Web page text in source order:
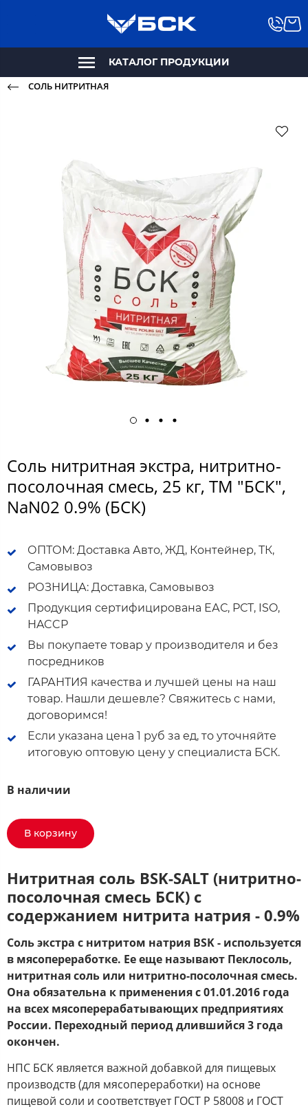
КАТАЛОГ ПРОДУКЦИИ
СОЛЬ НИТРИТНАЯ
Соль нитритная экстра, нитритно-
посолочная смесь, 25 кг, ТМ "БСК",
NaN02 0.9% (БСК)
ОПТОМ: Доставка Авто, ЖД, Контейнер, ТК,
Самовывоз
РОЗНИЦА: Доставка, Самовывоз
Продукция сертифицирована ЕАС, РСТ, ISO,
HACCP
Вы покупаете товар у производителя и без
посредников
ГАРАНТИЯ качества и лучшей цены на наш
товар. Нашли дешевле? Свяжитесь с нами,
договоримся!
Если указана цена 1 руб за ед, то уточняйте
итоговую оптовую цену у специалиста БСК.
В наличии
В корзину
Нитритная соль BSK-SALT (нитритно-
посолочная смесь БСК) с
содержанием нитрита натрия - 0.9%
Соль экстра с нитритом натрия BSK - используется
в мясопереработке. Ее еще называют Пеклосоль,
нитритная соль или нитритно-посолочная смесь.
Она обязательна к применения с 01.01.2016 года
на всех мясоперерабатывающих предприятиях
России. Переходный период длившийся 3 года
окончен.
НПС БСК является важной добавкой для пищевых
производств (для мясопереработки) на основе
пищевой соли и соответствует ГОСТ Р 58008 и ГОСТ